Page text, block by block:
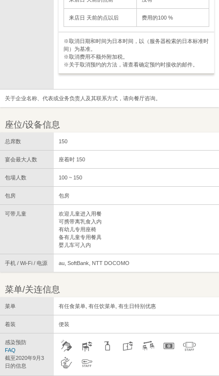
来店日 天前的点以后 费用的100 %
※取消日期和时间为日本时间，以（服务器检索的日本标准时
间）为基准。
※取消费用不额外附加税。
※关于取消预约的方法，请查看确定预约时接收的邮件。
关于企业名称、代表或业务负责人及其联系方式，请向餐厅咨询。
座位/设备信息
总席数 150
宴会最大人数 座着时 150
包場人数 100 ~ 150
包房 包房
可带儿童
欢迎儿童进入用餐
可携带离乳食入内
有幼儿专用座椅
备有儿童专用餐具
婴儿车可入内
手机 / Wi-Fi / 电源 au, SoftBank, NTT DOCOMO
菜单/关连信息
菜单 有任食菜单, 有任饮菜单, 有生日特别优惠
着装 便装
感染预防
FAQ
截至2020年9月3
日的信息